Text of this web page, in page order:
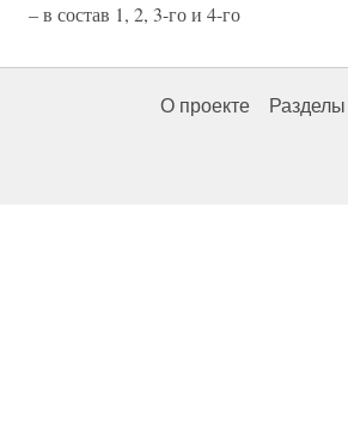
– в состав 1, 2, 3-го и 4-го
О проекте Разделы